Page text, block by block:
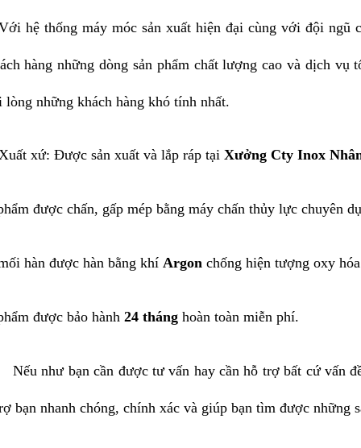
hệ thống máy móc sản xuất hiện đại cùng với đội ngũ
hàng những dòng sản phẩm chất lượng cao và dịch
lòng những khách hàng khó tính nhất.
xứ: Được sản xuất và lắp ráp tại Xưởng Cty Inox
được chấn, gấp mép bằng máy chấn thủy lực chuyên
hàn được hàn bằng khí Argon chống hiện tượng oxy
được bảo hành 24 thánghoàn toàn miễn phí.
Nếu như bạn cần được tư vấn hay cần hỗ trợ bất cứ vấn
bạn nhanh chóng, chính xác và giúp bạn tìm được những